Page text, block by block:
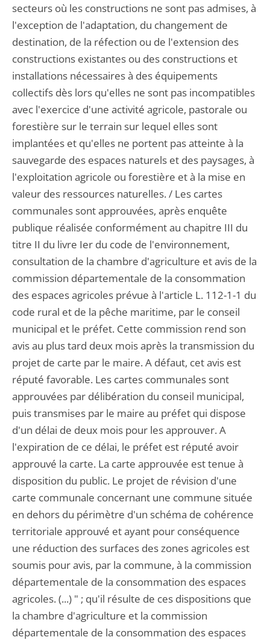
secteurs où les constructions ne sont pas admises, à
l'exception de l'adaptation, du changement de
destination, de la réfection ou de l'extension des
constructions existantes ou des constructions et
installations nécessaires à des équipements
collectifs dès lors qu'elles ne sont pas incompatibles
avec l'exercice d'une activité agricole, pastorale ou
forestière sur le terrain sur lequel elles sont
implantées et qu'elles ne portent pas atteinte à la
sauvegarde des espaces naturels et des paysages, à
l'exploitation agricole ou forestière et à la mise en
valeur des ressources naturelles. / Les cartes
communales sont approuvées, après enquête
publique réalisée conformément au chapitre III du
titre II du livre Ier du code de l'environnement,
consultation de la chambre d'agriculture et avis de la
commission départementale de la consommation
des espaces agricoles prévue à l'article L. 112-1-1 du
code rural et de la pêche maritime, par le conseil
municipal et le préfet. Cette commission rend son
avis au plus tard deux mois après la transmission du
projet de carte par le maire. A défaut, cet avis est
réputé favorable. Les cartes communales sont
approuvées par délibération du conseil municipal,
puis transmises par le maire au préfet qui dispose
d'un délai de deux mois pour les approuver. A
l'expiration de ce délai, le préfet est réputé avoir
approuvé la carte. La carte approuvée est tenue à
disposition du public. Le projet de révision d'une
carte communale concernant une commune située
en dehors du périmètre d'un schéma de cohérence
territoriale approuvé et ayant pour conséquence
une réduction des surfaces des zones agricoles est
soumis pour avis, par la commune, à la commission
départementale de la consommation des espaces
agricoles. (...) " ; qu'il résulte de ces dispositions que
la chambre d'agriculture et la commission
départementale de la consommation des espaces